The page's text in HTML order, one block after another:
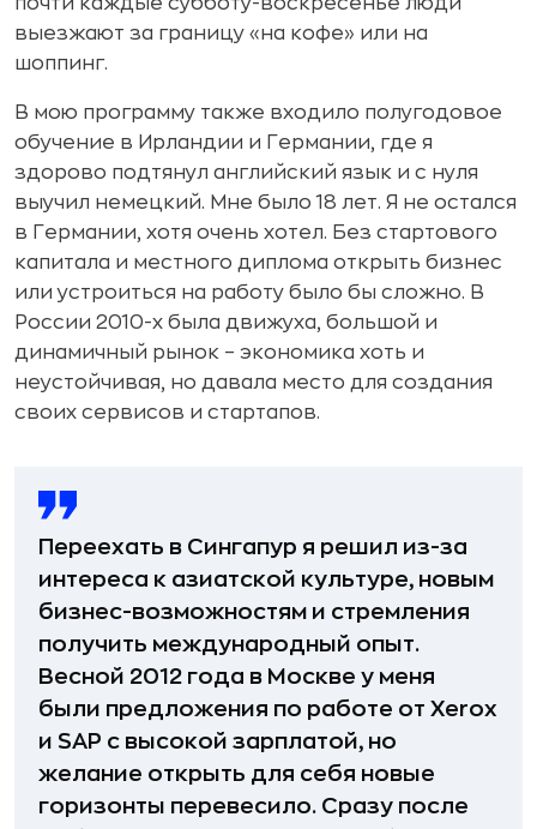
выезжают за границу «на кофе» или на
шоппинг.
В мою программу также входило полугодовое
обучение в Ирландии и Германии, где я
здорово подтянул английский язык и с нуля
выучил немецкий. Мне было 18 лет. Я не остался
в Германии, хотя очень хотел. Без стартового
капитала и местного диплома открыть бизнес
или устроиться на работу было бы сложно. В
России 2010-х была движуха, большой и
динамичный рынок – экономика хоть и
неустойчивая, но давала место для создания
своих сервисов и стартапов.
Переехать в Сингапур я решил из-за
интереса к азиатской культуре, новым
бизнес-возможностям и стремления
получить международный опыт.
Весной 2012 года в Москве у меня
были предложения по работе от Xerox
и SAP с высокой зарплатой, но
желание открыть для себя новые
горизонты перевесило. Сразу после